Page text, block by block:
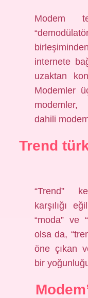
Modem
internete
uzaktan
Modemler
dahili
Trend
“Trend”
karşılığı
“moda” ve
olsa da,
öne çıkan
bir